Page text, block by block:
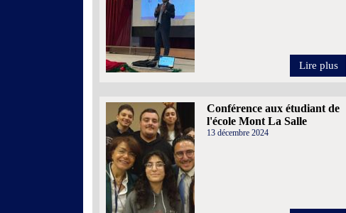
Lire plus
Conférence aux étudiant de
l'école Mont La Salle
13 décembre 2024